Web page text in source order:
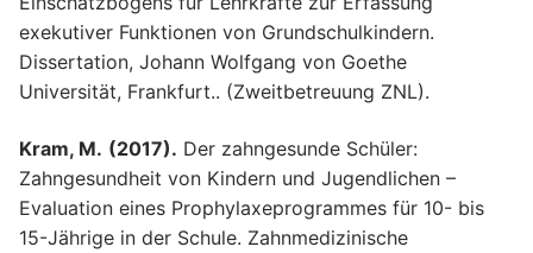
exekutiver Funktionen von Grundschulkindern.
Dissertation, Johann Wolfgang von Goethe
Universität, Frankfurt.. (Zweitbetreuung ZNL).
Kram, M. (2017). Der zahngesunde Schüler:
Zahngesundheit von Kindern und Jugendlichen –
Evaluation eines Prophylaxeprogrammes für 10- bis
15-Jährige in der Schule. Zahnmedizinische